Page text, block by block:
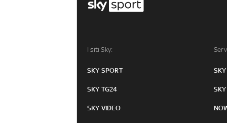
I siti Sky:
SKY SPORT
SKY TG24
SKY VIDEO